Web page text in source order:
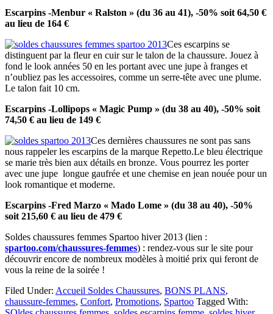
Escarpins -Menbur « Ralston » (du 36 au 41), -50% soit 64,50 €
au lieu de 164 €
Ces escarpins se
distinguent par la fleur en cuir sur le talon de la chaussure. Jouez à
fond le look années 50 en les portant avec une jupe à franges et
n’oubliez pas les accessoires, comme un serre-tête avec une plume.
Le talon fait 10 cm.
Escarpins -Lollipops « Magic Pump » (du 38 au 40), -50% soit
74,50 € au lieu de 149 €
Ces dernières chaussures ne sont pas sans
nous rappeler les escarpins de la marque Repetto.Le bleu électrique
se marie très bien aux détails en bronze. Vous pourrez les porter
avec une jupe longue gaufrée et une chemise en jean nouée pour un
look romantique et moderne.
Escarpins -Fred Marzo « Mado Lome » (du 38 au 40), -50%
soit 215,60 € au lieu de 479 €
Soldes chaussures femmes Spartoo hiver 2013 (lien :
spartoo.com/chaussures-femmes) : rendez-vous sur le site pour
découvrir encore de nombreux modèles à moitié prix qui feront de
vous la reine de la soirée !
Filed Under: Accueil Soldes Chaussures, BONS PLANS,
chaussure-femmes, Confort, Promotions, Spartoo Tagged With: